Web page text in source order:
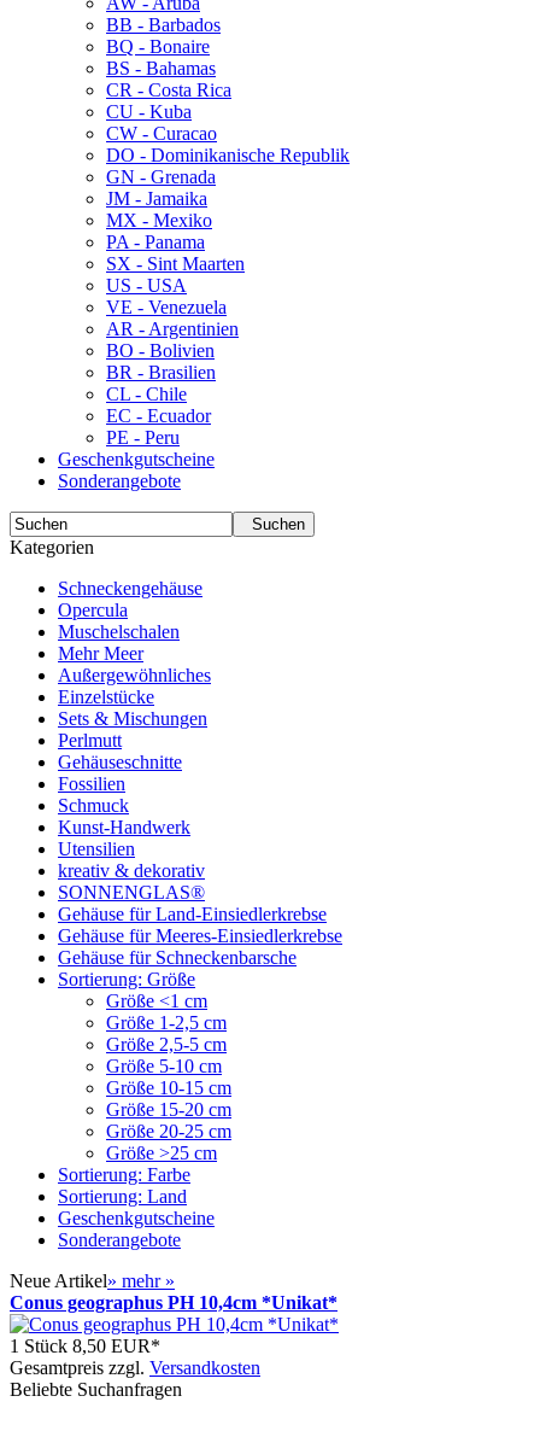
BB - Barbados
BQ - Bonaire
BS - Bahamas
CR - Costa Rica
CU - Kuba
CW - Curacao
DO - Dominikanische Republik
GN - Grenada
JM - Jamaika
MX - Mexiko
PA - Panama
SX - Sint Maarten
US - USA
VE - Venezuela
AR - Argentinien
BO - Bolivien
BR - Brasilien
CL - Chile
EC - Ecuador
PE - Peru
Geschenkgutscheine
Sonderangebote
Suchen
Kategorien
Schneckengehäuse
Opercula
Muschelschalen
Mehr Meer
Außergewöhnliches
Einzelstücke
Sets & Mischungen
Perlmutt
Gehäuseschnitte
Fossilien
Schmuck
Kunst-Handwerk
Utensilien
kreativ & dekorativ
SONNENGLAS®
Gehäuse für Land-Einsiedlerkrebse
Gehäuse für Meeres-Einsiedlerkrebse
Gehäuse für Schneckenbarsche
Sortierung: Größe
Größe <1 cm
Größe 1-2,5 cm
Größe 2,5-5 cm
Größe 5-10 cm
Größe 10-15 cm
Größe 15-20 cm
Größe 20-25 cm
Größe >25 cm
Sortierung: Farbe
Sortierung: Land
Geschenkgutscheine
Sonderangebote
Neue Artikel» mehr »
Conus geographus PH 10,4cm *Unikat*
1 Stück 8,50 EUR*
Gesamtpreis zzgl. Versandkosten
Beliebte Suchanfragen